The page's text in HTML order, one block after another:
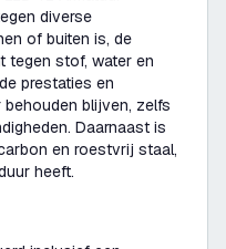
diverse
of buiten is, de
tegen stof, water en
prestaties en
behouden blijven, zelfs
Daarnaast is
en roestvrij staal,
heeft.